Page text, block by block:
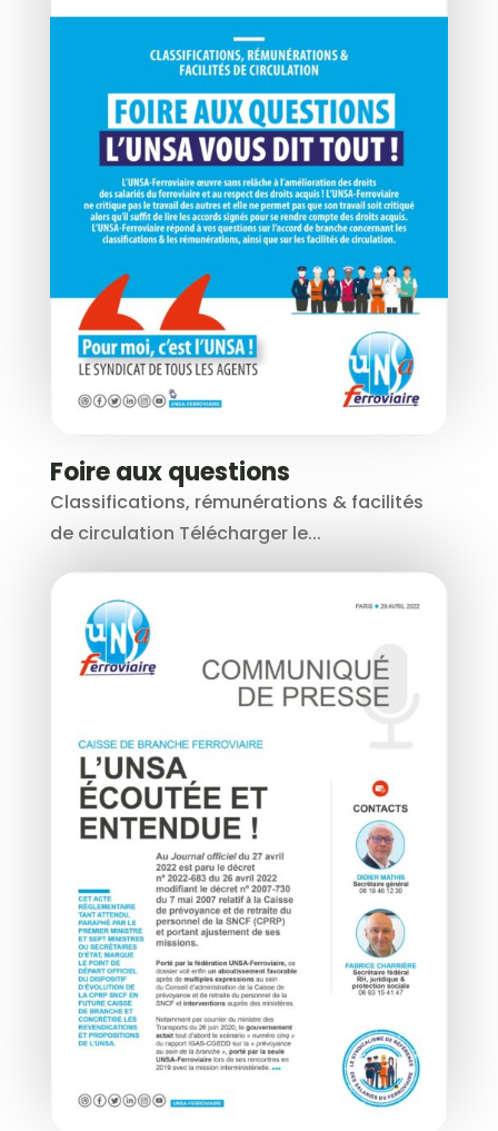
Foire aux questions
Classifications, rémunérations & facilités
de circulation Télécharger le...